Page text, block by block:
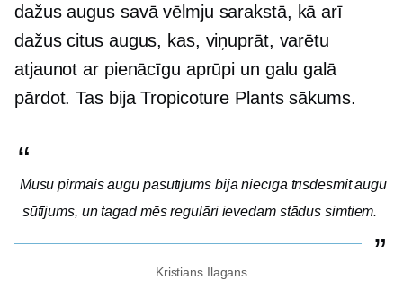
dažus augus savā vēlmju sarakstā, kā arī
dažus citus augus, kas, viņuprāt, varētu
atjaunot ar pienācīgu aprūpi un galu galā
pārdot. Tas bija Tropicoture Plants sākums.
Mūsu pirmais augu pasūtījums bija niecīga trīsdesmit augu
sūtījums, un tagad mēs regulāri ievedam stādus simtiem.
Kristians Ilagans